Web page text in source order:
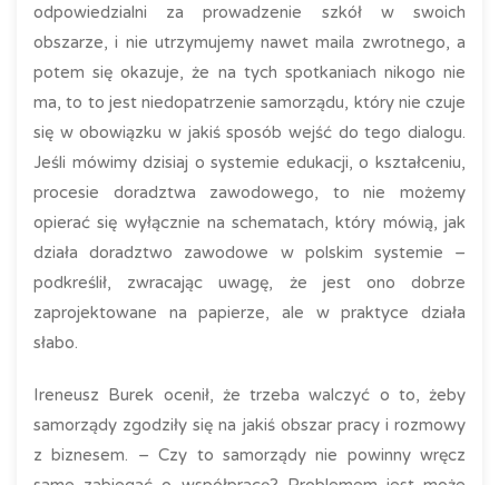
odpowiedzialni za prowadzenie szkół w swoich
obszarze, i nie utrzymujemy nawet maila zwrotnego, a
potem się okazuje, że na tych spotkaniach nikogo nie
ma, to to jest niedopatrzenie samorządu, który nie czuje
się w obowiązku w jakiś sposób wejść do tego dialogu.
Jeśli mówimy dzisiaj o systemie edukacji, o kształceniu,
procesie doradztwa zawodowego, to nie możemy
opierać się wyłącznie na schematach, który mówią, jak
działa doradztwo zawodowe w polskim systemie –
podkreślił, zwracając uwagę, że jest ono dobrze
zaprojektowane na papierze, ale w praktyce działa
słabo.
Ireneusz Burek ocenił, że trzeba walczyć o to, żeby
samorządy zgodziły się na jakiś obszar pracy i rozmowy
z biznesem. – Czy to samorządy nie powinny wręcz